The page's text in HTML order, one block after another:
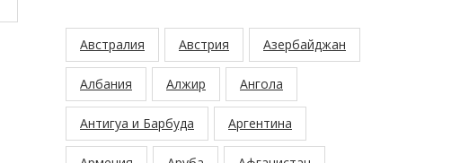
Австралия Австрия Азербайджан
Албания Алжир Ангола
Антигуа и Барбуда Аргентина